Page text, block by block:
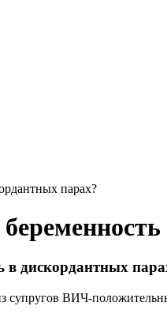
парах?
в дискордантных
супругов ВИЧ-